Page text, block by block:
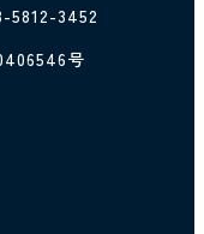
5812-3452
号